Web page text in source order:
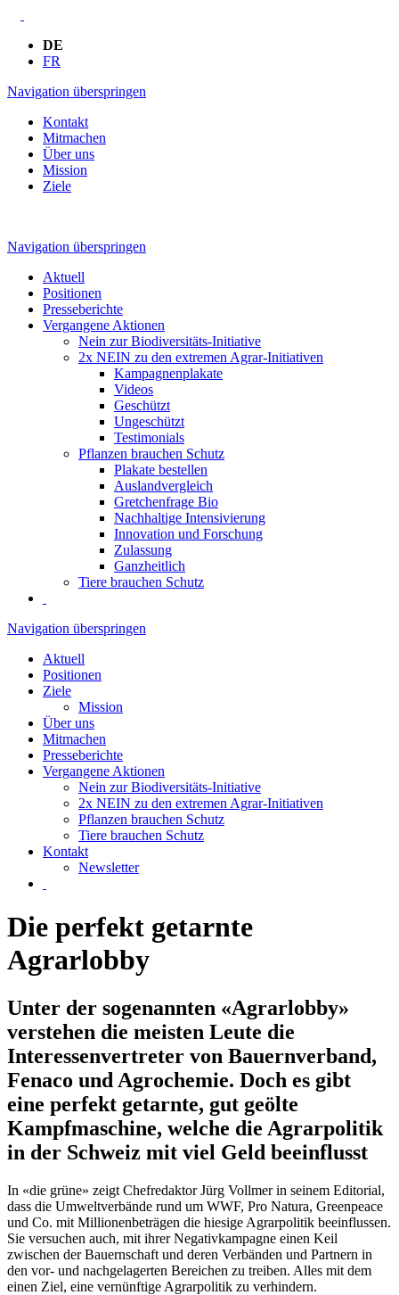
DE
FR
Navigation überspringen
Kontakt
Mitmachen
Über uns
Mission
Ziele
Navigation überspringen
Aktuell
Positionen
Presseberichte
Vergangene Aktionen
Nein zur Biodiversitäts-Initiative
2x NEIN zu den extremen Agrar-Initiativen
Kampagnenplakate
Videos
Geschützt
Ungeschützt
Testimonials
Pflanzen brauchen Schutz
Plakate bestellen
Auslandvergleich
Gretchenfrage Bio
Nachhaltige Intensivierung
Innovation und Forschung
Zulassung
Ganzheitlich
Tiere brauchen Schutz
Navigation überspringen
Aktuell
Positionen
Ziele
Mission
Über uns
Mitmachen
Presseberichte
Vergangene Aktionen
Nein zur Biodiversitäts-Initiative
2x NEIN zu den extremen Agrar-Initiativen
Pflanzen brauchen Schutz
Tiere brauchen Schutz
Kontakt
Newsletter
Die perfekt getarnte
Agrarlobby
Unter der sogenannten «Agrarlobby»
verstehen die meisten Leute die
Interessenvertreter von Bauernverband,
Fenaco und Agrochemie. Doch es gibt
eine perfekt getarnte, gut geölte
Kampfmaschine, welche die Agrarpolitik
in der Schweiz mit viel Geld beeinflusst
In «die grüne» zeigt Chefredaktor Jürg Vollmer in seinem Editorial,
dass die Umweltverbände rund um WWF, Pro Natura, Greenpeace
und Co. mit Millionenbeträgen die hiesige Agrarpolitik beeinflussen.
Sie versuchen auch, mit ihrer Negativkampagne einen Keil
zwischen der Bauernschaft und deren Verbänden und Partnern in
den vor- und nachgelagerten Bereichen zu treiben. Alles mit dem
einen Ziel, eine vernünftige Agrarpolitik zu verhindern.